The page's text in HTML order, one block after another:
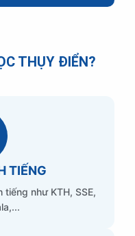
THỤY ĐIỂN?
TIẾNG
như KTH, SSE,